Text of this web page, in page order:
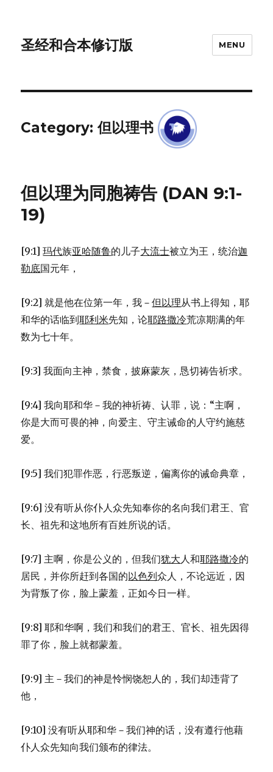
圣经和合本修订版 MENU
Category: 但以理书
但以理为同胞祷告 (DAN 9:1-
19)
[9:1]玛代族亚哈随鲁的儿子大流士被立为王，统治迦
勒底国元年，
[9:2] 就是他在位第一年，我－但以理从书上得知，耶
和华的话临到耶利米先知，论耶路撒冷荒凉期满的年
数为七十年。
[9:3] 我面向主神，禁食，披麻蒙灰，恳切祷告祈求。
[9:4] 我向耶和华－我的神祈祷、认罪，说：“主啊，
你是大而可畏的神，向爱主、守主诫命的人守约施慈
爱。
[9:5] 我们犯罪作恶，行恶叛逆，偏离你的诫命典章，
[9:6] 没有听从你仆人众先知奉你的名向我们君王、官
长、祖先和这地所有百姓所说的话。
[9:7] 主啊，你是公义的，但我们犹大人和耶路撒冷的
居民，并你所赶到各国的以色列众人，不论远近，因
为背叛了你，脸上蒙羞，正如今日一样。
[9:8] 耶和华啊，我们和我们的君王、官长、祖先因得
罪了你，脸上就都蒙羞。
[9:9] 主－我们的神是怜悯饶恕人的，我们却违背了
他，
[9:10] 没有听从耶和华－我们神的话，没有遵行他藉
仆人众先知向我们颁布的律法。